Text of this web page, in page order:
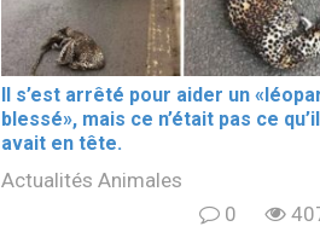
Il s’est arrêté pour aider un
blеssé», mais ce n’était pas ce qu’il
avait en tête.
Actualités Animales
0